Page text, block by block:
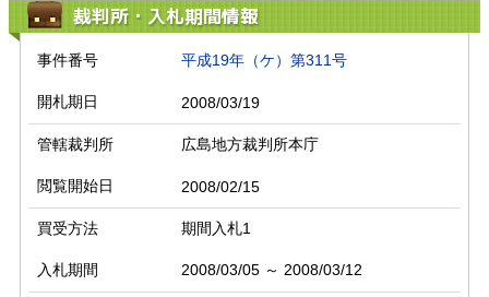
裁判所・入札期間情報
事件番号 平成19年（ケ）第311号
開札期日 2008/03/19
管轄裁判所 広島地方裁判所本庁
閲覧開始日 2008/02/15
買受方法 期間入札1
入札期間 2008/03/05 ～ 2008/03/12